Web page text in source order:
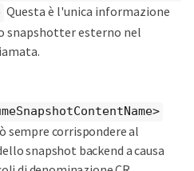
Questa è l'unica informazione
snapshotter esterno nel
sempre corrispondere al
snapshot backend a causa